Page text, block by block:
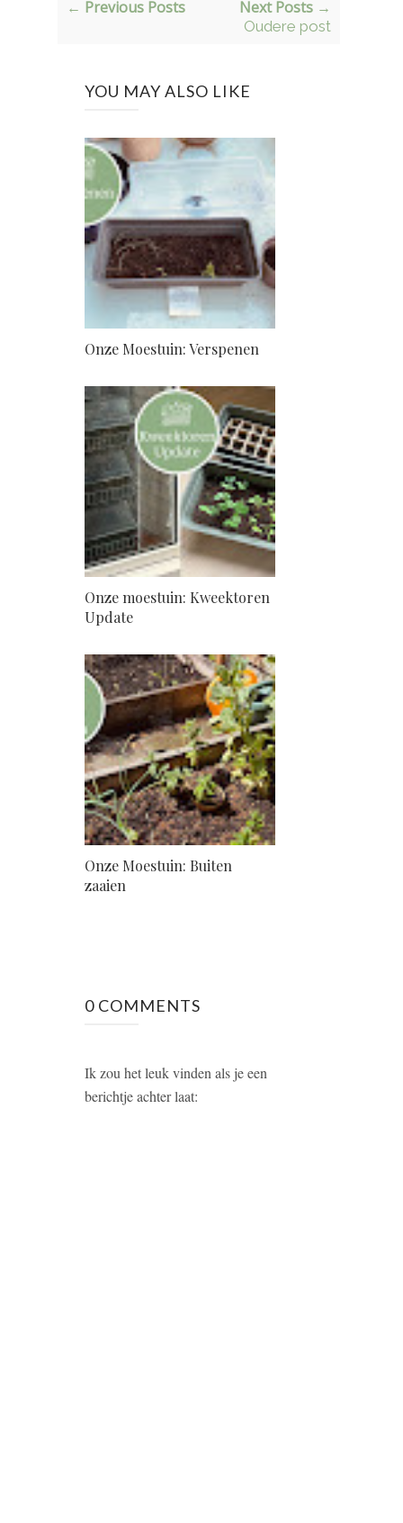
← Previous Posts Next Posts →
Oudere post
YOU MAY ALSO LIKE
Onze Moestuin: Verspenen
Onze moestuin: Kweektoren
Update
Onze Moestuin: Buiten
zaaien
0 COMMENTS
Ik zou het leuk vinden als je een
berichtje achter laat: